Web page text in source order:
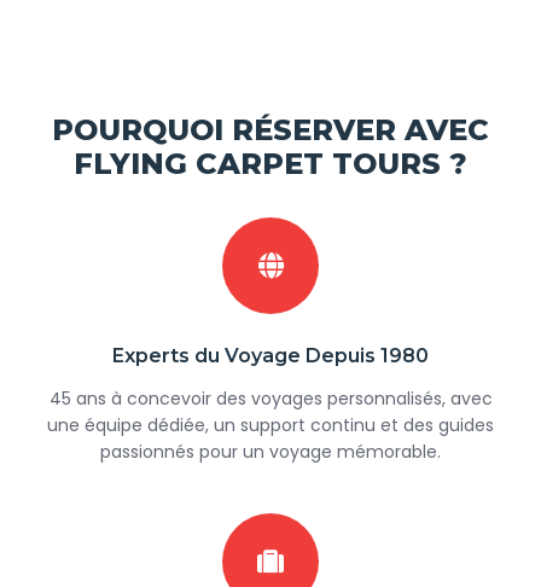
POURQUOI RÉSERVER AVEC
FLYING CARPET TOURS ?
Experts du Voyage Depuis 1980
45 ans à concevoir des voyages personnalisés, avec
une équipe dédiée, un support continu et des guides
passionnés pour un voyage mémorable.